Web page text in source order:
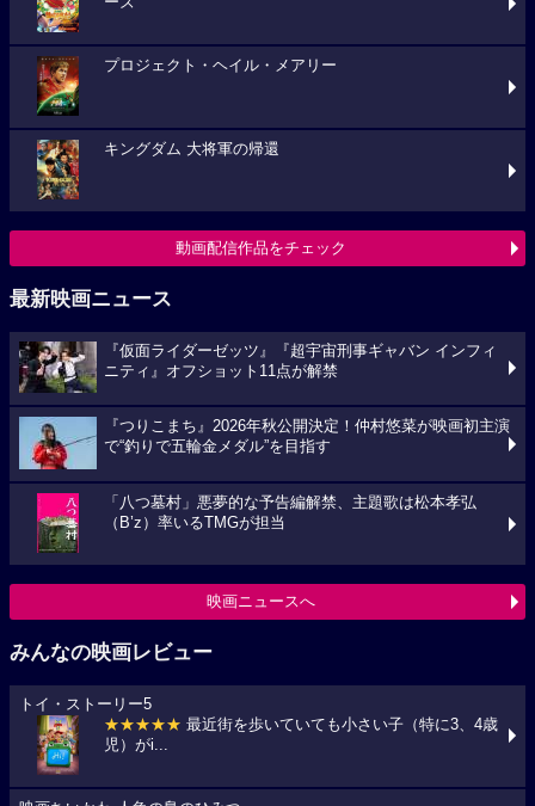
プロジェクト・ヘイル・メアリー
キングダム 大将軍の帰還
動画配信作品をチェック
最新映画ニュース
『仮面ライダーゼッツ』『超宇宙刑事ギャバン インフィ
ニティ』オフショット11点が解禁
『つりこまち』2026年秋公開決定！仲村悠菜が映画初主演
で“釣りで五輪金メダル”を目指す
「八つ墓村」悪夢的な予告編解禁、主題歌は松本孝弘
（B’z）率いるTMGが担当
映画ニュースへ
みんなの映画レビュー
トイ・ストーリー5
★★★★★ 最近街を歩いていても小さい子（特に3、4歳
児）がi...